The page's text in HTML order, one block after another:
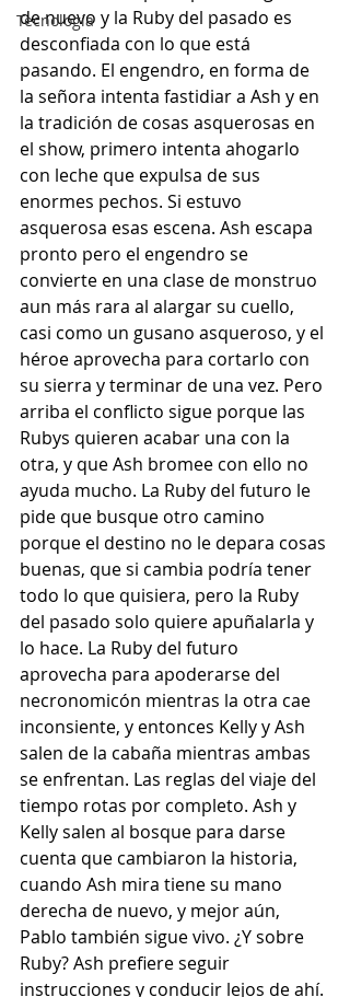
Tecnología
de nuevo y la Ruby del pasado es
desconfiada con lo que está
pasando. El engendro, en forma de
la señora intenta fastidiar a Ash y en
la tradición de cosas asquerosas en
el show, primero intenta ahogarlo
con leche que expulsa de sus
enormes pechos. Si estuvo
asquerosa esas escena. Ash escapa
pronto pero el engendro se
convierte en una clase de monstruo
aun más rara al alargar su cuello,
casi como un gusano asqueroso, y el
héroe aprovecha para cortarlo con
su sierra y terminar de una vez. Pero
arriba el conflicto sigue porque las
Rubys quieren acabar una con la
otra, y que Ash bromee con ello no
ayuda mucho. La Ruby del futuro le
pide que busque otro camino
porque el destino no le depara cosas
buenas, que si cambia podría tener
todo lo que quisiera, pero la Ruby
del pasado solo quiere apuñalarla y
lo hace. La Ruby del futuro
aprovecha para apoderarse del
necronomicón mientras la otra cae
inconsiente, y entonces Kelly y Ash
salen de la cabaña mientras ambas
se enfrentan. Las reglas del viaje del
tiempo rotas por completo. Ash y
Kelly salen al bosque para darse
cuenta que cambiaron la historia,
cuando Ash mira tiene su mano
derecha de nuevo, y mejor aún,
Pablo también sigue vivo. ¿Y sobre
Ruby? Ash prefiere seguir
instrucciones y conducir lejos de ahí.